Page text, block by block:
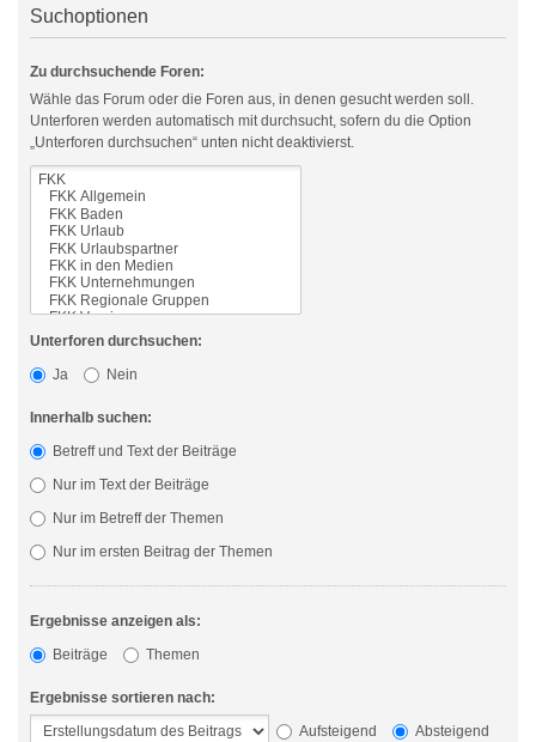
Suchoptionen
Zu durchsuchende Foren:
Wähle das Forum oder die Foren aus, in denen gesucht werden soll.
Unterforen werden automatisch mit durchsucht, sofern du die Option
„Unterforen durchsuchen“ unten nicht deaktivierst.
Unterforen durchsuchen:
Ja
Nein
Innerhalb suchen:
Betreff und Text der Beiträge
Nur im Text der Beiträge
Nur im Betreff der Themen
Nur im ersten Beitrag der Themen
Ergebnisse anzeigen als:
Beiträge
Themen
Ergebnisse sortieren nach:
Aufsteigend
Absteigend